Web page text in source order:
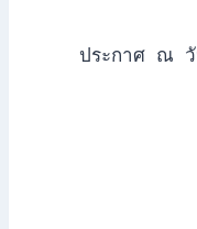
ประกาศ ณ